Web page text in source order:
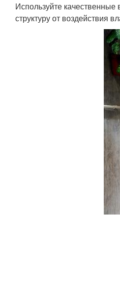
Используйте качественные
структуру от воздействия